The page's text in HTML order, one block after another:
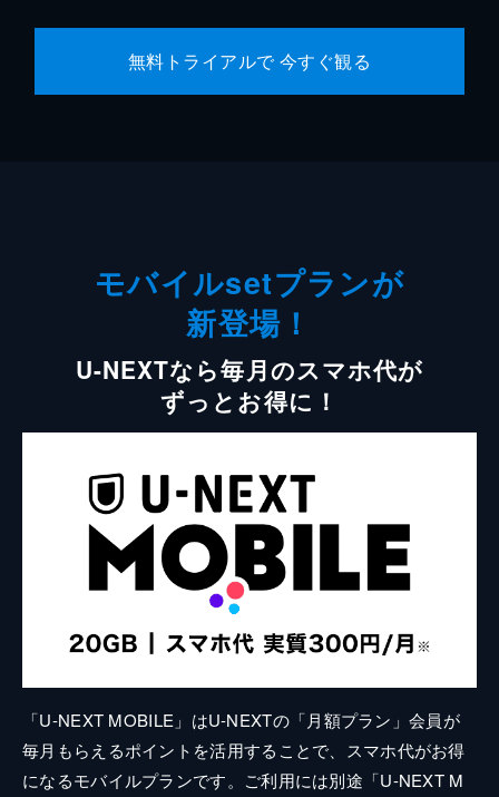
無料トライアルで 今すぐ観る
モバイルsetプランが
新登場！
U-NEXTなら毎月のスマホ代が
ずっとお得に！
「U-NEXT MOBILE」はU-NEXTの「月額プラン」会員が
毎月もらえるポイントを活用することで、スマホ代がお得
になるモバイルプランです。ご利用には別途「U-NEXT M